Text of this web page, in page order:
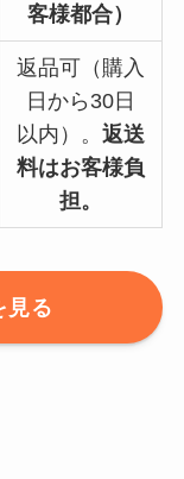
客様都合）
返品可（購入
日から30日
以内）。 返送
料はお客様負
担。
見る